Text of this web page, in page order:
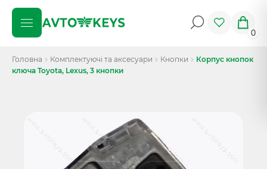
0
Головна Комплектуючі та аксесуари Кнопки
Корпус кнопок
ключа Toyota, Lexus, 3 кнопки